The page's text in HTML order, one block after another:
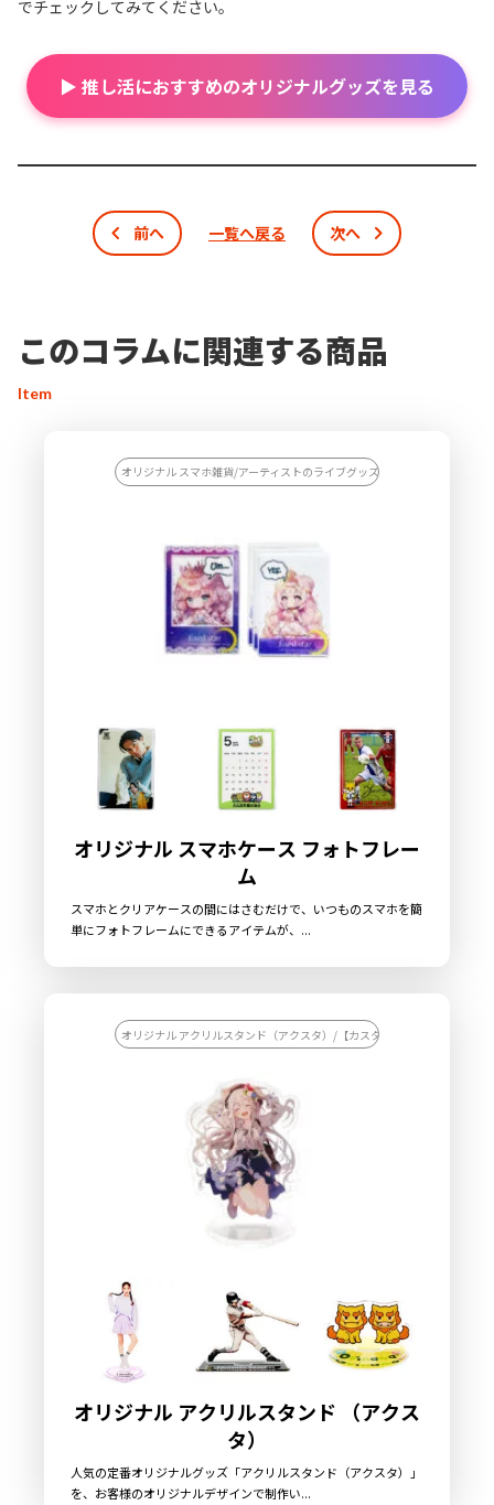
でチェックしてみてください。
▶ 推し活におすすめのオリジナルグッズを見る
前へ 一覧へ戻る 次へ
このコラムに関連する商品
Item
オリジナル スマホ雑貨/アーティストのライブグッズを作りたい/スポーツ
オリジナル スマホケース フォトフレー
ム
スマホとクリアケースの間にはさむだけで、いつものスマホを簡
単にフォトフレームにできるアイテムが、...
オリジナル アクリルスタンド（アクスタ）/【カスタマイズ対応】オリ
オリジナル アクリルスタンド （アクス
タ）
人気の定番オリジナルグッズ「アクリルスタンド（アクスタ）」
を、お客様のオリジナルデザインで制作い...